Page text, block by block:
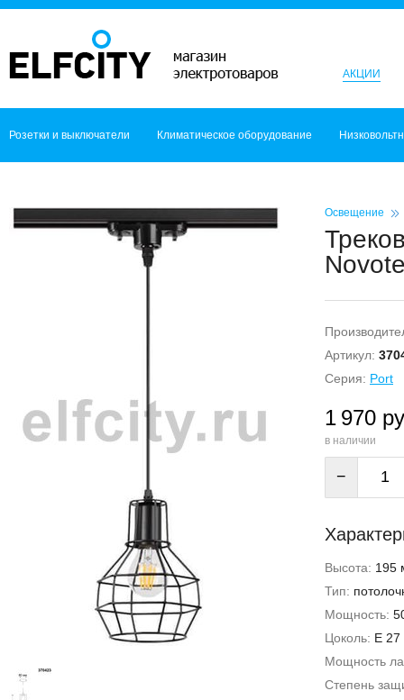
АКЦИИ
Розетки и выключатели Климатическое оборудование
Освещение
Артикул:
Серия: Port
1 970
в наличии
−
Высота: 195
Тип:
Мощность:
Цоколь: E 27
Мощность
Степень